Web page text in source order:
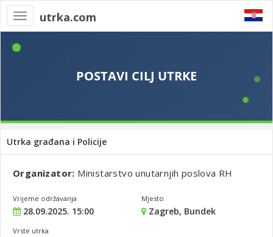
Toggle
navigation
utrka.com
Utrka građana i Policije
Organizator: Ministarstvo unutarnjih poslova RH
Vrijeme održavanja
28.09.2025. 15:00
Mjesto
Zagreb, Bundek
Vrste utrka